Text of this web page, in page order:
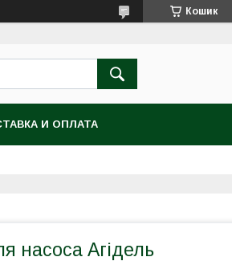
Кошик
И ОПЛАТА
насоса Агідель